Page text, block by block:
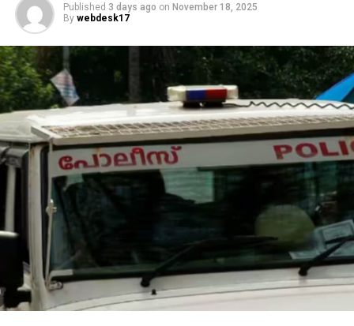
Published 3 days ago on November 18, 2025
By webdesk17